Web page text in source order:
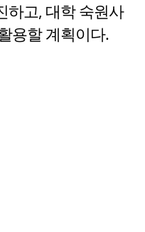
하고, 대학 숙원사
용할 계획이다.